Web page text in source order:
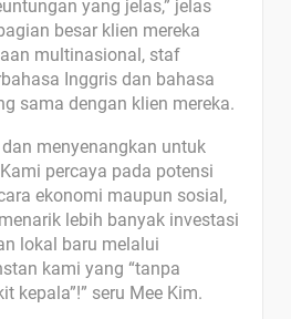
yang jelas,” jelas
besar klien mereka
multinasional, staf
Inggris dan bahasa
sama dengan klien mereka.
menyenangkan untuk
percaya pada potensi
ekonomi maupun sosial,
lebih banyak investasi
lokal baru melalui
kami yang “tanpa
kepala”!” seru Mee Kim.